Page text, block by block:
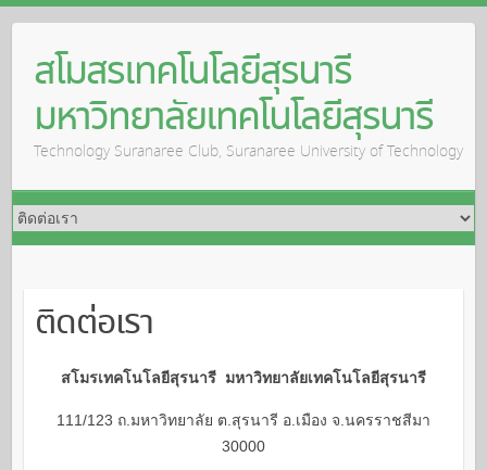
สโมสรเทคโนโลยีสุรนารี
มหาวิทยาลัยเทคโนโลยีสุรนารี
Technology Suranaree Club, Suranaree University of Technology
ติดต่อเรา
สโมรเทคโนโลยีสุรนารี มหาวิทยาลัยเทคโนโลยีสุรนารี
111/123 ถ.มหาวิทยาลัย ต.สุรนารี อ.เมือง จ.นครราชสีมา
30000